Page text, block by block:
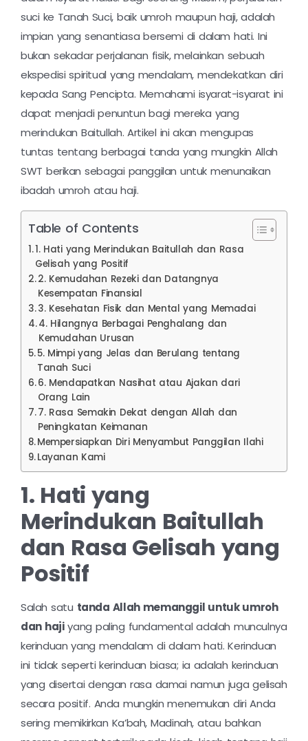
suci ke Tanah Suci, baik umroh maupun haji, adalah
impian yang senantiasa bersemi di dalam hati. Ini
bukan sekadar perjalanan fisik, melainkan sebuah
ekspedisi spiritual yang mendalam, mendekatkan diri
kepada Sang Pencipta. Memahami isyarat-isyarat ini
dapat menjadi penuntun bagi mereka yang
merindukan Baitullah. Artikel ini akan mengupas
tuntas tentang berbagai tanda yang mungkin Allah
SWT berikan sebagai panggilan untuk menunaikan
ibadah umroh atau haji.
Table of Contents
1. Hati yang Merindukan Baitullah dan Rasa
Gelisah yang Positif
2. Kemudahan Rezeki dan Datangnya
Kesempatan Finansial
3. Kesehatan Fisik dan Mental yang Memadai
4. Hilangnya Berbagai Penghalang dan
Kemudahan Urusan
5. Mimpi yang Jelas dan Berulang tentang
Tanah Suci
6. Mendapatkan Nasihat atau Ajakan dari
Orang Lain
7. Rasa Semakin Dekat dengan Allah dan
Peningkatan Keimanan
Mempersiapkan Diri Menyambut Panggilan Ilahi
Layanan Kami
1. Hati yang
Merindukan Baitullah
dan Rasa Gelisah yang
Positif
Salah satu tanda Allah memanggil untuk umroh
dan hajiyang paling fundamental adalah munculnya
kerinduan yang mendalam di dalam hati. Kerinduan
ini tidak seperti kerinduan biasa; ia adalah kerinduan
yang disertai dengan rasa damai namun juga gelisah
secara positif. Anda mungkin menemukan diri Anda
sering memikirkan Ka’bah, Madinah, atau bahkan